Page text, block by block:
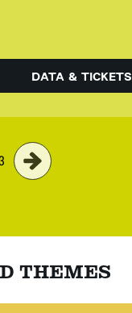
DATA & TICKETS
THEMES